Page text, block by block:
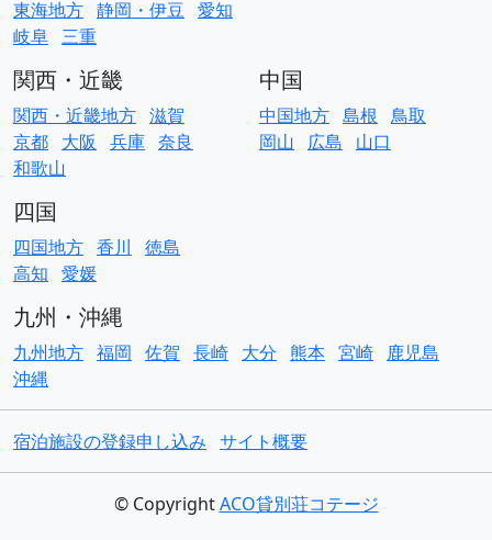
東海地方 静岡・伊豆 愛知
岐阜 三重
関西・近畿
関西・近畿地方 滋賀
京都 大阪 兵庫 奈良
和歌山
中国
中国地方 島根 鳥取
岡山
広島 山口
四国
四国地方 香川
徳島
高知 愛媛
九州・沖縄
九州地方 福岡 佐賀 長崎 大分 熊本 宮崎
鹿児島
沖縄
宿泊施設の登録申し込み サイト概要
© CopyrightACO貸別荘コテージ